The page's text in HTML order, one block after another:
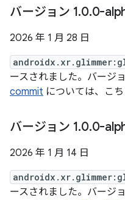
バージョン 1.0.0-
2026 年 1 月 28 日
ースされました。バージ
commit については、こ
バージョン 1.0.0-
2026 年 1 月 14 日
ースされました。バージ